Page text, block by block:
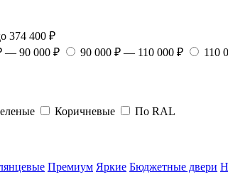
374 400 ₽
— 90 000 ₽ 90 000 ₽ — 110 000 ₽ 110
Коричневые По RAL
Премиум Яркие Бюджетные двери